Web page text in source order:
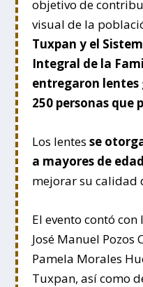
objetivo de
visual de la
Tuxpan y el
Integral de la
entregaron lentes
250 personas que
Los lentesse
a mayores de
mejorar su calidad
El evento contó
José Manuel Pozos
Pamela Morales
Tuxpan, así como